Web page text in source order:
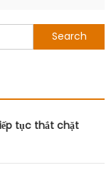
tục thắt chặt